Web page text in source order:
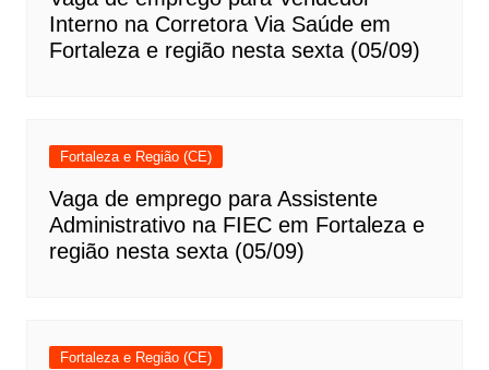
Interno na Corretora Via Saúde em
Fortaleza e região nesta sexta (05/09)
Fortaleza e Região (CE)
Vaga de emprego para Assistente
Administrativo na FIEC em Fortaleza e
região nesta sexta (05/09)
Fortaleza e Região (CE)